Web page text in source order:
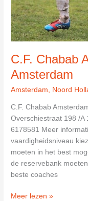
C.F. Chabab
Amsterdam
Amsterdam, Noord
C.F. Chabab
Overschiestraat 198 /A
6178581 Meer
vaardigheidsniveau
moeten in het best
de reservebank
beste coaches
C.F.
Meer lezen »